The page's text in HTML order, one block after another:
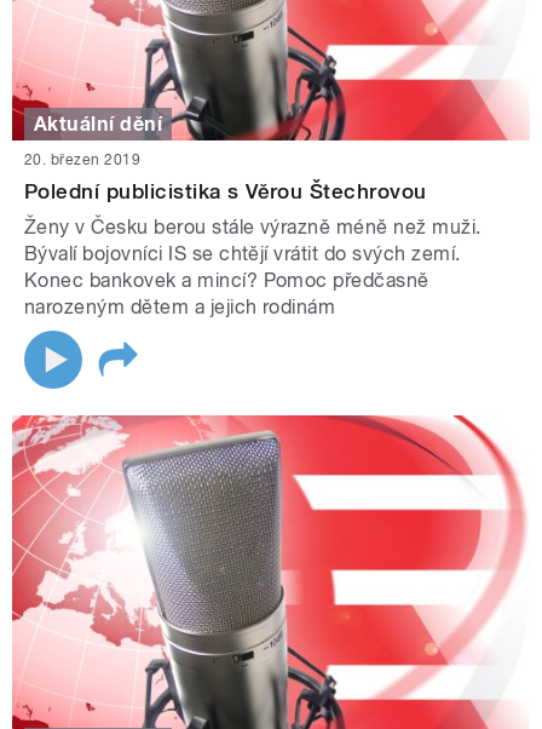
Aktuální dění
20. březen 2019
Polední publicistika s Věrou Štechrovou
Ženy v Česku berou stále výrazně méně než muži.
Bývalí bojovníci IS se chtějí vrátit do svých zemí.
Konec bankovek a mincí? Pomoc předčasně
narozeným dětem a jejich rodinám